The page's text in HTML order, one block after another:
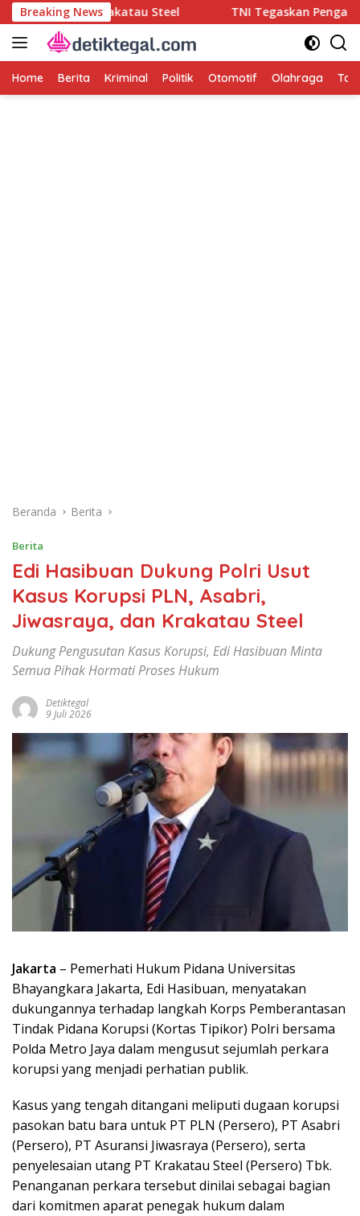
Langsung
ke
konten
Breaking News
dan Krakatau Steel TNI Tegaskan Pengamanan
Home Berita Kriminal Politik Otomotif Olahraga
Beranda Berita
Berita
Edi Hasibuan Dukung Polri Usut
Kasus Korupsi PLN, Asabri,
Jiwasraya, dan Krakatau Steel
Dukung Pengusutan Kasus Korupsi, Edi Hasibuan Minta
Semua Pihak Hormati Proses Hukum
Detiktegal
9 Juli 2026
Jakarta – Pemerhati Hukum Pidana Universitas
Bhayangkara Jakarta, Edi Hasibuan, menyatakan
dukungannya terhadap langkah Korps Pemberantasan
Tindak Pidana Korupsi (Kortas Tipikor) Polri bersama
Polda Metro Jaya dalam mengusut sejumlah perkara
korupsi yang menjadi perhatian publik.
Kasus yang tengah ditangani meliputi dugaan korupsi
pasokan batu bara untuk PT PLN (Persero), PT Asabri
(Persero), PT Asuransi Jiwasraya (Persero), serta
penyelesaian utang PT Krakatau Steel (Persero) Tbk.
Penanganan perkara tersebut dinilai sebagai bagian
dari komitmen aparat penegak hukum dalam